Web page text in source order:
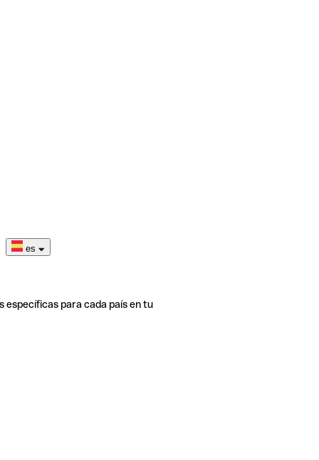
es
específicas para cada país en tu